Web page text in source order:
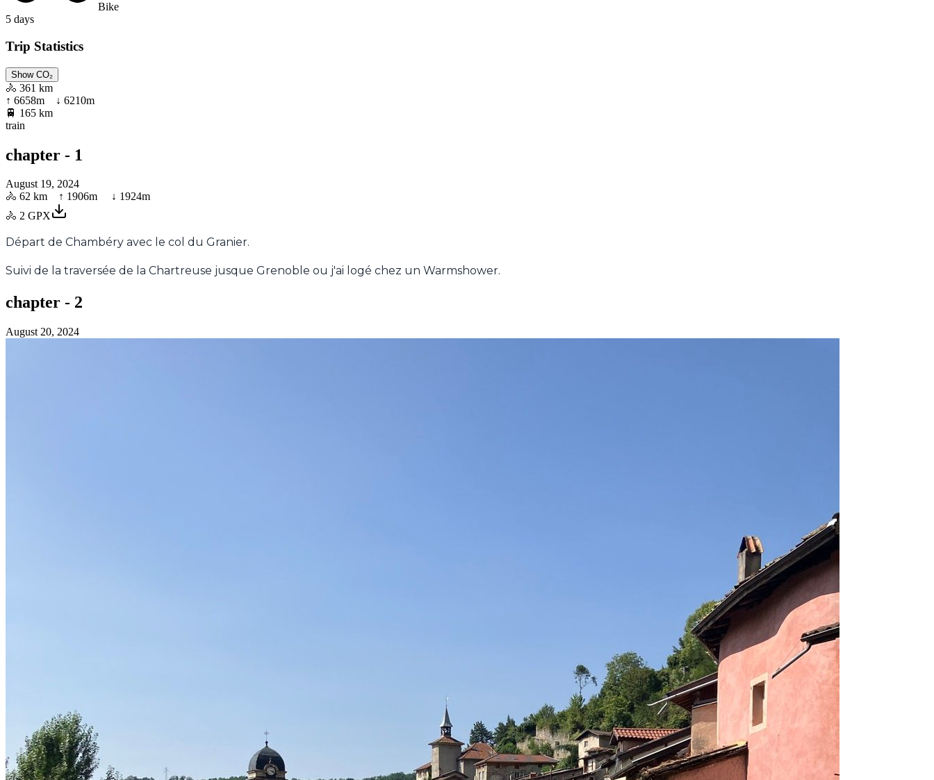
Bike
5 days
Trip Statistics
Show CO₂
🚴 361 km
↑ 6658m ↓ 6210m
🚆 165 km
train
chapter - 1
August 19, 2024
🚴 62 km ↑ 1906m ↓ 1924m
🚴 2 GPX
Départ de Chambéry avec le col du Granier.
Suivi de la traversée de la Chartreuse jusque Grenoble ou j'ai logé chez un Warmshower.
chapter - 2
August 20, 2024